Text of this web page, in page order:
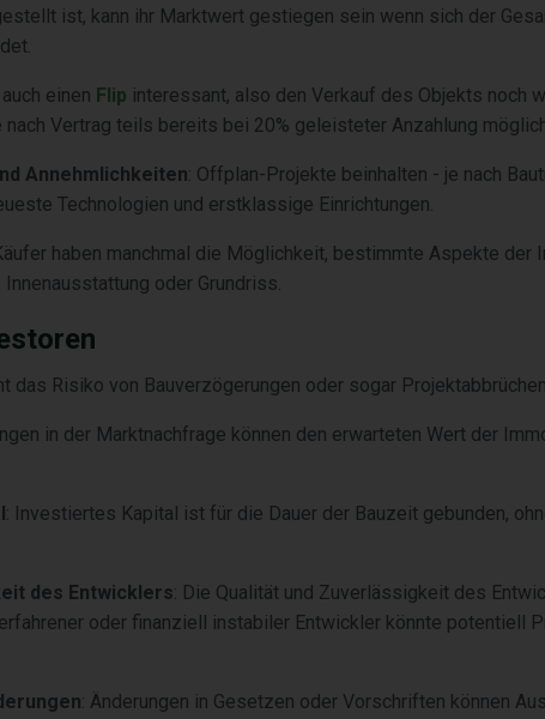
ist, kann ihr Marktwert gestiegen sein wenn sich der
einen Flip interessant, also den Verkauf des Objekts noch
nach Vertrag teils bereits bei 20% geleisteter Anzahlung
Annehmlichkeiten: Offplan-Projekte beinhalten - je nach
Technologien und erstklassige Einrichtungen.
haben manchmal die Möglichkeit, bestimmte Aspekte der
oder Grundriss.
das Risiko von Bauverzögerungen oder sogar
in der Marktnachfrage können den erwarteten Wert der
: Investiertes Kapital ist für die Dauer der Bauzeit gebunden,
des Entwicklers: Die Qualität und Zuverlässigkeit des
oder finanziell instabiler Entwickler könnte potentiell
: Änderungen in Gesetzen oder Vorschriften können